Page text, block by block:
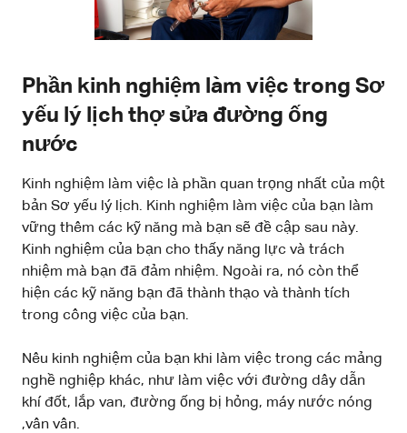
Phần kinh nghiệm làm việc trong Sơ
yếu lý lịch thợ sửa đường ống
nước
Kinh nghiệm làm việc là phần quan trọng nhất của một
bản Sơ yếu lý lịch. Kinh nghiệm làm việc của bạn làm
vững thêm các kỹ năng mà bạn sẽ đề cập sau này.
Kinh nghiệm của bạn cho thấy năng lực và trách
nhiệm mà bạn đã đảm nhiệm. Ngoài ra, nó còn thể
hiện các kỹ năng bạn đã thành thạo và thành tích
trong công việc của bạn.
Nêu kinh nghiệm của bạn khi làm việc trong các mảng
nghề nghiệp khác, như làm việc với đường dây dẫn
khí đốt, lắp van, đường ống bị hỏng, máy nước nóng
,vân vân.